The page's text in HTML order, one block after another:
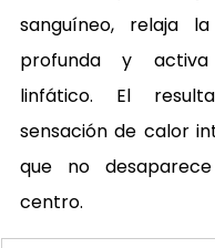
sanguíneo, relaja
profunda y
linfático. El
sensación de calor
que no
centro.